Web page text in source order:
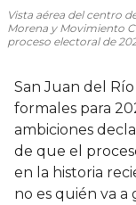
Vista aérea del centro
Morena y Movimiento
proceso electoral de
San Juan del
formales para
ambiciones
de que el
en la historia
no es quién va a